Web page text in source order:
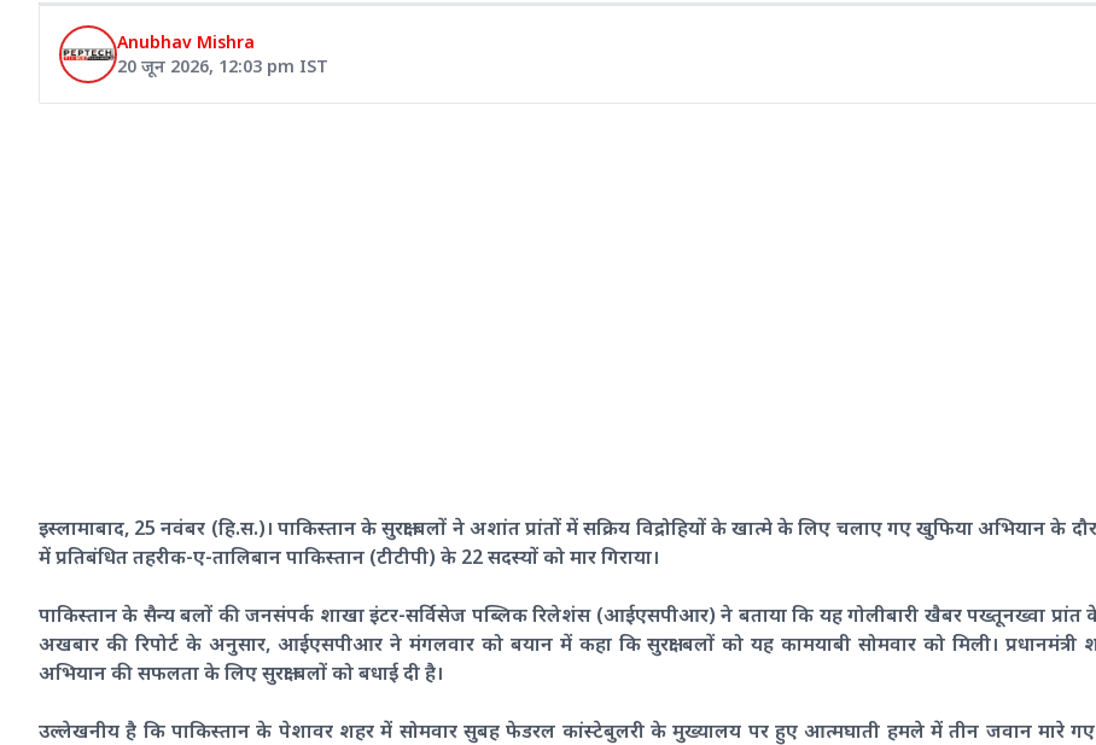
Anubhav Mishra
20 जून 2026, 12:03 pm IST
इस्लामाबाद, 25 नवंबर (हि.स.)। पाकिस्तान के सुरक्षा बलों ने अशांत प्रांतों में सक्रिय विद्रोहियों के खात्मे के लिए चलाए गए खुफिया अभियान के
में प्रतिबंधित तहरीक-ए-तालिबान पाकिस्तान (टीटीपी) के 22 सदस्यों को मार गिराया।
पाकिस्तान के सैन्य बलों की जनसंपर्क शाखा इंटर-सर्विसेज पब्लिक रिलेशंस (आईएसपीआर) ने बताया कि यह गोलीबारी खैबर पख्तूनख्वा प्रांत के
अखबार की रिपोर्ट के अनुसार, आईएसपीआर ने मंगलवार को बयान में कहा कि सुरक्षा बलों को यह कामयाबी सोमवार को मिली।
अभियान की सफलता के लिए सुरक्षा बलों को बधाई दी है।
उल्लेखनीय है कि पाकिस्तान के पेशावर शहर में सोमवार सुबह फेडरल कांस्टेबुलरी के मुख्यालय पर हुए आत्मघाती हमले में तीन जवान मारे